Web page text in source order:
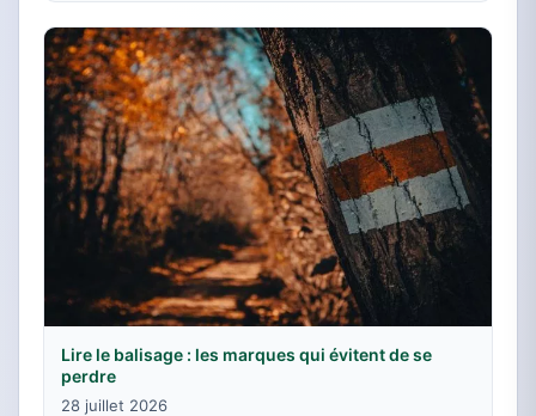
Lire le balisage : les marques qui évitent de se
perdre
28 juillet 2026